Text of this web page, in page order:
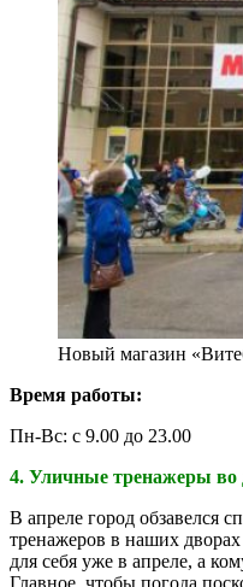
Новый магазин
Время работы:
Пн-Вс: с 9.00 до 23.00
4. Уличные тренажеры во
В апреле город обзавелся
тренажеров в наших
для себя уже в апреле, а
Главное, чтобы погода